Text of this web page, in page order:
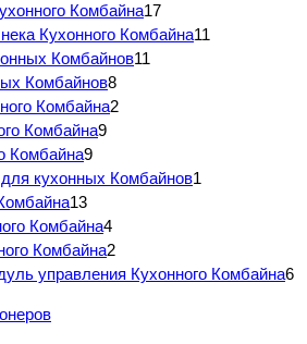
Комбайна17
Кухонного Комбайна11
Комбайнов11
Комбайнов8
Комбайна2
Комбайна9
Комбайна9
кухонных Комбайнов1
13
Комбайна4
Комбайна2
управления Кухонного Комбайна6